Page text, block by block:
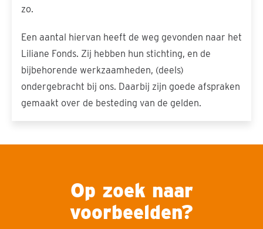
zo.
Een aantal hiervan heeft de weg gevonden naar het
Liliane Fonds. Zij hebben hun stichting, en de
bijbehorende werkzaamheden, (deels)
ondergebracht bij ons. Daarbij zijn goede afspraken
gemaakt over de besteding van de gelden.
Op zoek naar
voorbeelden?